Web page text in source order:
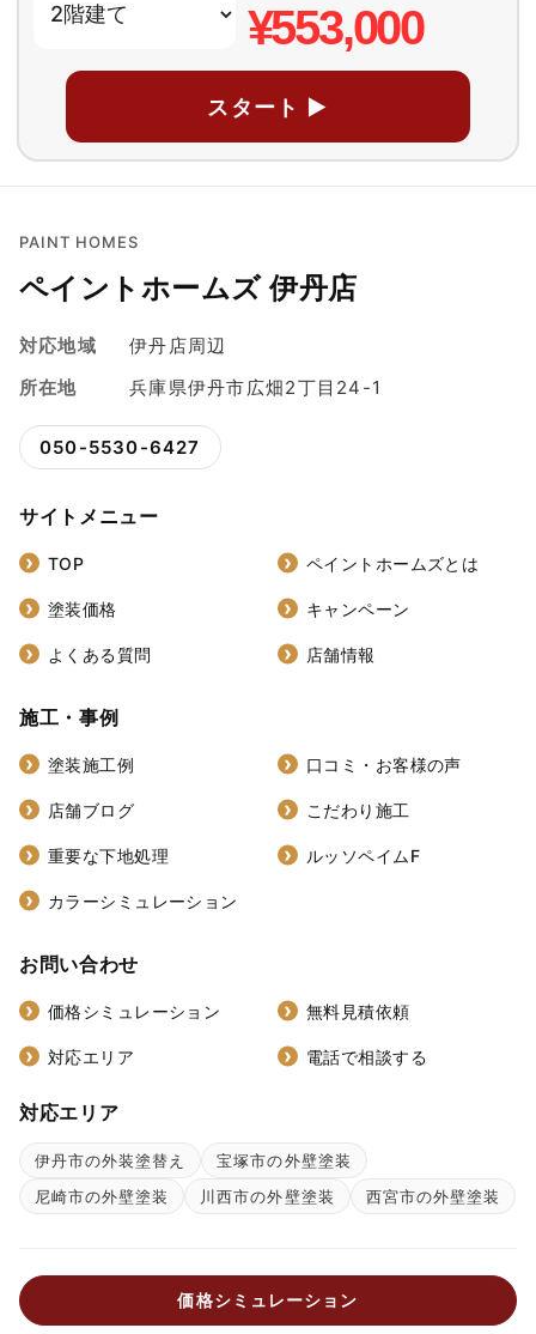
¥553,000
スタート ▶
PAINT HOMES
ペイントホームズ 伊丹店
対応地域
伊丹店周辺
所在地
兵庫県伊丹市広畑2丁目24-1
050-5530-6427
サイトメニュー
TOP ペイントホームズとは
塗装価格 キャンペーン
よくある質問 店舗情報
施工・事例
塗装施工例 口コミ・お客様の声
店舗ブログ こだわり施工
重要な下地処理 ルッソペイムF
カラーシミュレーション
お問い合わせ
価格シミュレーション 無料見積依頼
対応エリア 電話で相談する
対応エリア
伊丹市の外装塗替え
宝塚市の外壁塗装
尼崎市の外壁塗装
川西市の外壁塗装 西宮市の外壁塗装
価格シミュレーション